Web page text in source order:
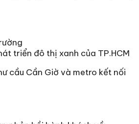
triển đô thị xanh của TP.HCM
cầu Cần Giờ và metro kết nối